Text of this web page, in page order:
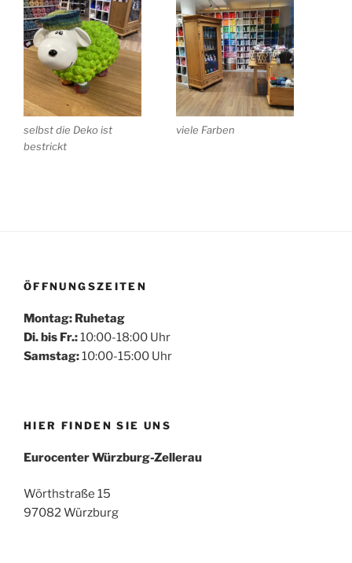
selbst die Deko ist
bestrickt
viele Farben
ÖFFNUNGSZEITEN
Montag: Ruhetag
Di. bis Fr.:10:00-18:00 Uhr
Samstag:10:00-15:00 Uhr
HIER FINDEN SIE UNS
Eurocenter Würzburg-Zellerau
Wörthstraße 15
97082 Würzburg